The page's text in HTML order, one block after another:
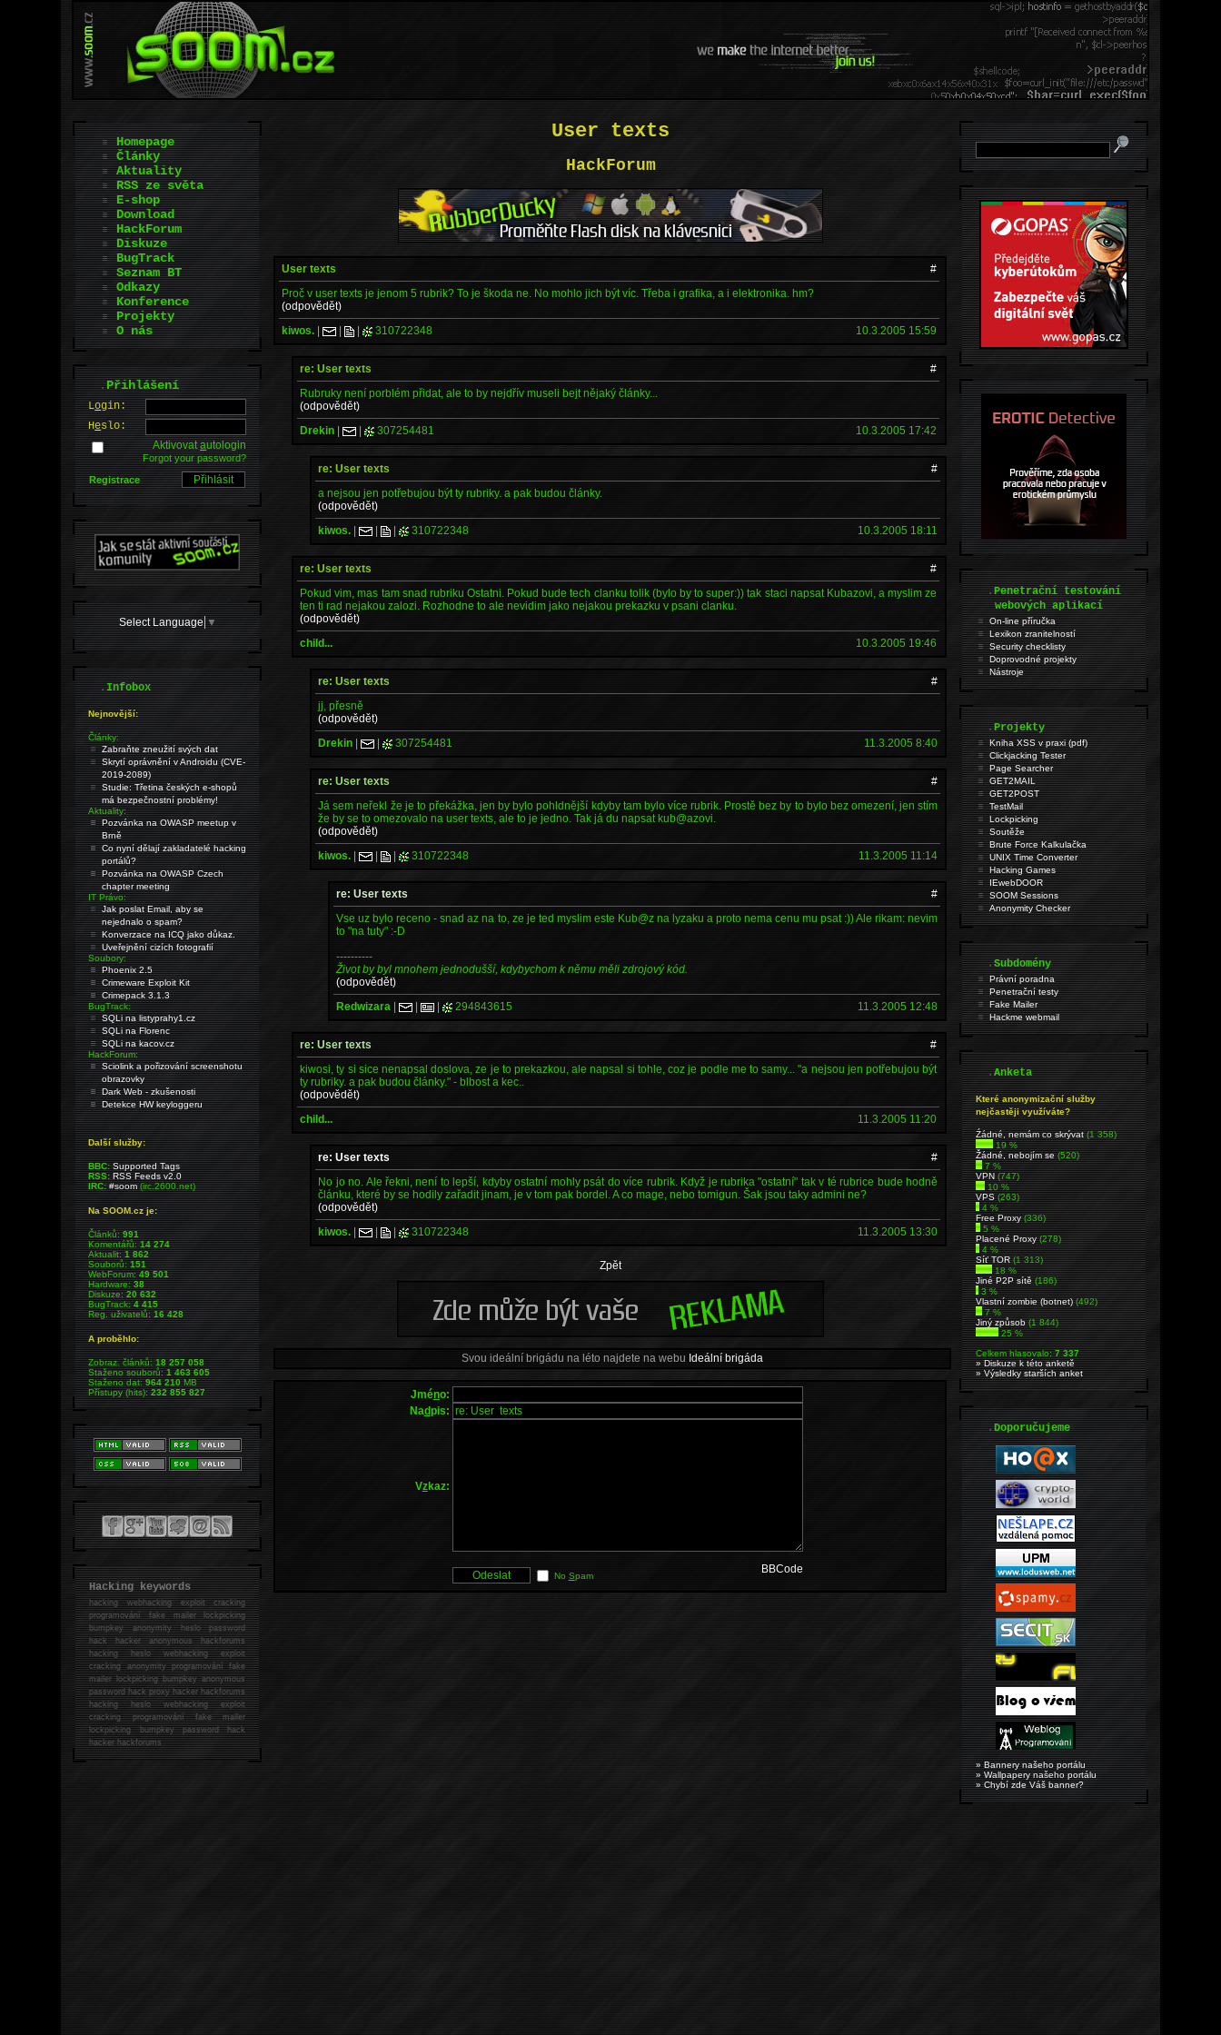
User texts
HackForum
User texts
#
Proč v user texts je jenom 5 rubrik? To je škoda ne. No mohlo jich být víc. Třeba i grafika, a i elektronika. hm?
(odpovědět)
kiwos. | | | 310722348 10.3.2005 15:59
re: User texts
#
Rubruky není porblém přidat, ale to by nejdřív museli bejt nějaký články...
(odpovědět)
Drekin | | 307254481 10.3.2005 17:42
re: User texts
#
a nejsou jen potřebujou být ty rubriky. a pak budou články.
(odpovědět)
kiwos. | | | 310722348 10.3.2005 18:11
re: User texts
#
Pokud vim, mas tam snad rubriku Ostatni. Pokud bude tech clanku tolik (bylo by to super:)) tak staci napsat Kubazovi, a myslim ze
ten ti rad nejakou zalozi. Rozhodne to ale nevidim jako nejakou prekazku v psani clanku.
(odpovědět)
child...
10.3.2005 19:46
re: User texts
#
jj, přesně
(odpovědět)
Drekin | | 307254481 11.3.2005 8:40
re: User texts
#
Já sem neřekl že je to překážka, jen by bylo pohldnější kdyby tam bylo více rubrik. Prostě bez by to bylo bez omezení, jen stím
že by se to omezovalo na user texts, ale to je jedno. Tak já du napsat kub@azovi.
(odpovědět)
kiwos. | | | 310722348 11.3.2005 11:14
re: User texts
#
Vse uz bylo receno - snad az na to, ze je ted myslim este Kub@z na lyzaku a proto nema cenu mu psat :)) Ale rikam: nevim
to "na tuty" :-D
----------
Život by byl mnohem jednodušší, kdybychom k němu měli zdrojový kód.
(odpovědět)
Redwizara | | | 294843615 11.3.2005 12:48
re: User texts
#
kiwosi, ty si sice nenapsal doslova, ze je to prekazkou, ale napsal si tohle, coz je podle me to samy... "a nejsou jen potřebujou být
ty rubriky. a pak budou články." - blbost a kec..
(odpovědět)
child...
11.3.2005 11:20
re: User texts
#
No jo no. Ale řekni, není to lepší, kdyby ostatní mohly psát do více rubrik. Když je rubrika "ostatní" tak v té rubrice bude hodně
článku, které by se hodily zařadit jinam, je v tom pak bordel. A co mage, nebo tomigun. Šak jsou taky admini ne?
(odpovědět)
kiwos. | | | 310722348 11.3.2005 13:30
Zpět
Svou ideální brigádu na léto najdete na webu Ideální brigáda
Jméno:
Nadpis:
Vzkaz:
No Spam
BBCode
Homepage
Články
Aktuality
RSS ze světa
E-shop
Download
HackForum
Diskuze
BugTrack
Seznam BT
Odkazy
Konference
Projekty
O nás
.Přihlášení
Login:
Heslo:
Aktivovatautologin
Forgot your password?
Registrace
Select Language ▼
.Infobox
Nejnovější:
Články:
Zabraňte zneužití svých dat
Skrytí oprávnění v Androidu (CVE-
2019-2089)
Studie: Třetina českých e-shopů
má bezpečnostní problémy!
Aktuality:
Pozvánka na OWASP meetup v
Brně
Co nyní dělají zakladatelé hacking
portálů?
Pozvánka na OWASP Czech
chapter meeting
IT Právo:
Jak poslat Email, aby se
nejednalo o spam?
Konverzace na ICQ jako důkaz.
Uveřejnění cizích fotografií
Soubory:
Phoenix 2.5
Crimeware Exploit Kit
Crimepack 3.1.3
BugTrack:
SQLi na listyprahy1.cz
SQLi na Florenc
SQLi na kacov.cz
HackForum:
Sciolink a pořizování screenshotu
obrazovky
Dark Web - zkušenosti
Detekce HW keyloggeru
Další služby:
BBC: Supported Tags
RSS: RSS Feeds v2.0
IRC: #soom(irc.2600.net)
Na SOOM.cz je:
Článků:991
Komentářů:14 274
Aktualit:1 862
Souborů:151
WebForum:49 501
Hardware:38
Diskuze:20 632
BugTrack:4 415
Reg. uživatelů:16 428
A proběhlo:
Zobraz. článků:18 257 058
Staženo souborů:1 463 605
Staženo dat:964 210MB
Přístupy (hits):232 855 827
Hacking keywords
hackingwebhacking exploit cracking
programování fake mailer lockpicking
bumpkey anonymity heslo password
hackhacker anonymous hackforums
hackingheslo webhacking exploit
cracking anonymity programování fake
mailer lockpicking bumpkey anonymous
password hack proxy hacker hackforums
hacking heslo webhacking exploit
cracking programování fake mailer
lockpicking bumpkey password hack
hackerhackforums
.Penetrační testování
webových aplikací
On-line příručka
Lexikon zranitelností
Security checklisty
Doprovodné projekty
Nástroje
.Projekty
Kniha XSS v praxi (pdf)
Clickjacking Tester
Page Searcher
GET2MAIL
GET2POST
TestMail
Lockpicking
Soutěže
Brute Force Kalkulačka
UNIX Time Converter
Hacking Games
IEwebDOOR
SOOM Sessions
Anonymity Checker
.Subdomény
Právní poradna
Penetrační testy
Fake Mailer
Hackme webmail
.Anketa
Které anonymizační služby
nejčastěji využíváte?
Źádné, nemám co skrývat(1 358)
19 %
Žádné, nebojím se(520)
7 %
VPN(747)
10 %
VPS(263)
4 %
Free Proxy(336)
5 %
Placené Proxy(278)
4 %
Síť TOR(1 313)
18 %
Jiné P2P sítě(186)
3 %
Vlastní zombie (botnet)(492)
7 %
Jiný způsob(1 844)
25 %
Celkem hlasovalo:7 337
» Diskuze k této anketě
» Výsledky starších anket
.Doporučujeme
» Bannery našeho portálu
» Wallpapery našeho portálu
» Chybí zde Váš banner?